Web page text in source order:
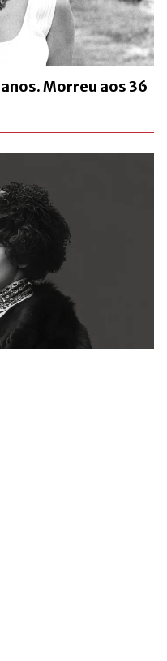
Morreu aos 36